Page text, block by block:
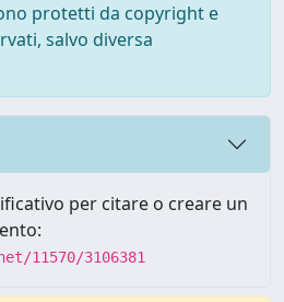
protetti da copyright e
salvo diversa
per citare o creare un
11570/3106381